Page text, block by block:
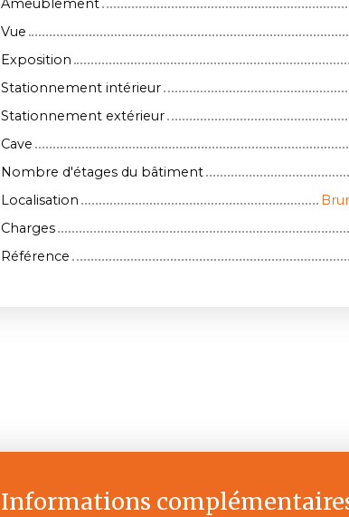
Vue
Exposition
Stationnement intérieur
Stationnement extérieur
Cave
Nombre d'étages du bâtiment
Localisation
Charges
Référence
Informations